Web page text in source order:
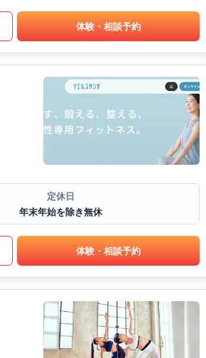
体験・相談予約
定休日
年末年始を除き無休
体験・相談予約